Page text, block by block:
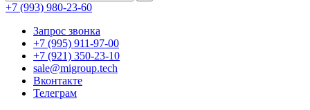
+7 (993) 980-23-60
Запрос звонка
+7 (995) 911-97-00
+7 (921) 350-23-10
sale@migroup.tech
Вконтакте
Телеграм